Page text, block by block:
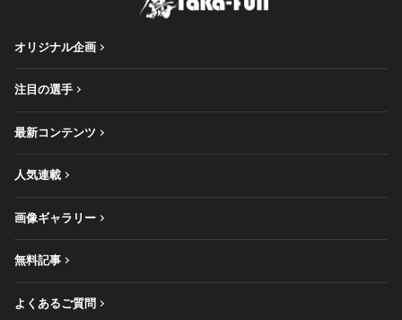
オリジナル企画
注目の選手
最新コンテンツ
人気連載
画像ギャラリー
無料記事
よくあるご質問